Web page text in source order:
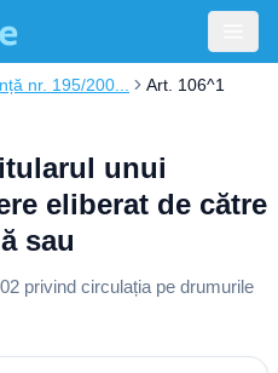
nr. 195/200... Art. 106^1
unui
eliberat de către
sau
privind circulația pe drumurile